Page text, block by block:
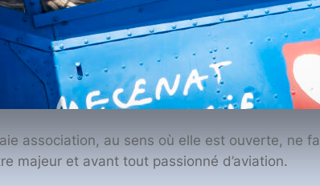
association, au sens où elle est ouverte, ne
majeur et avant tout passionné d’aviation.